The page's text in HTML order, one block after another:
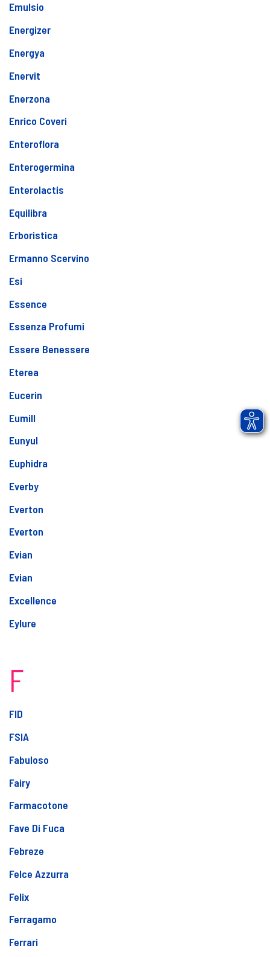
Emulsio
Energizer
Energya
Enervit
Enerzona
Enrico Coveri
Enteroflora
Enterogermina
Enterolactis
Equilibra
Erboristica
Ermanno Scervino
Esi
Essence
Essenza Profumi
Essere Benessere
Eterea
Eucerin
Eumill
Eunyul
Euphidra
Everby
Everton
Everton
Evian
Evian
Excellence
Eylure
F
FID
FSIA
Fabuloso
Fairy
Farmacotone
Fave Di Fuca
Febreze
Felce Azzurra
Felix
Ferragamo
Ferrari